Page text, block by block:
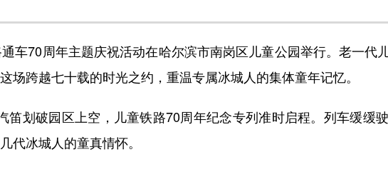
70周年主题庆祝活动在哈尔滨市南岗区儿童公园举行。老一代
场跨越七十载的时光之约，重温专属冰城人的集体童年记忆。
划破园区上空，儿童铁路70周年纪念专列准时启程。列车缓缓
代冰城人的童真情怀。